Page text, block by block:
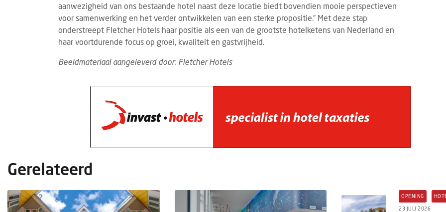
aanwezigheid van ons bestaande hotel naast deze locatie biedt bovendien mooie perspectieven
voor samenwerking en het verder ontwikkelen van een sterke propositie.” Met deze stap
onderstreept Fletcher Hotels haar positie als een van de grootste hotelketens van Nederland en
haar voortdurende focus op groei, kwaliteit en gastvrijheid.
Beeldmateriaal aangeleverd door: Fletcher Hotels
Gerelateerd
OPENING
23 JULI 2026
OPENING HOTELKETENS 6 AUGUSTUS 2026 HOTEL & DE HOTEL TECH STACK HM+ BRANDED CONTENT REVENUE